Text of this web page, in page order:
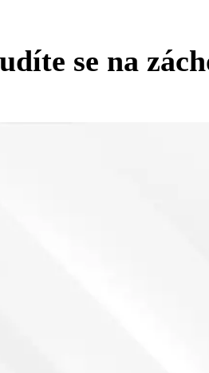
se na